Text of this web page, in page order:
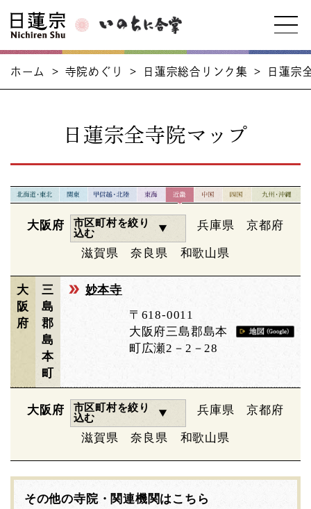
ホーム > 寺院めぐり > 日蓮宗総合リンク集 > 日蓮宗
日蓮宗全寺院マップ
大阪府
市区町村を絞り
込む
兵庫県 京都府
滋賀県 奈良県 和歌山県
大
阪
府
三
島
郡
島
本
町
妙本寺
〒618-0011
大阪府三島郡島本
町広瀬2－2－28
大阪府
市区町村を絞り
込む
兵庫県 京都府
滋賀県 奈良県 和歌山県
その他の寺院・関連機関はこちら